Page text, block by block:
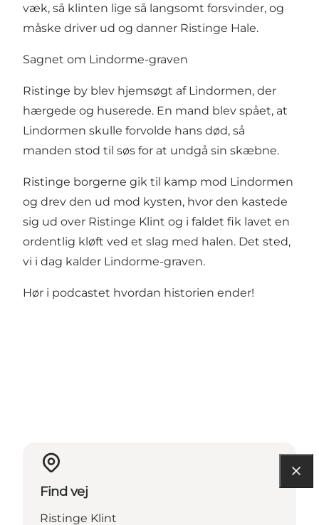
væk, så klinten lige så langsomt forsvinder, og
måske driver ud og danner Ristinge Hale.
Sagnet om Lindorme-graven
Ristinge by blev hjemsøgt af Lindormen, der
hærgede og huserede. En mand blev spået, at
Lindormen skulle forvolde hans død, så
manden stod til søs for at undgå sin skæbne.
Ristinge borgerne gik til kamp mod Lindormen
og drev den ud mod kysten, hvor den kastede
sig ud over Ristinge Klint og i faldet fik lavet en
ordentlig kløft ved et slag med halen. Det sted,
vi i dag kalder Lindorme-graven.
Hør i podcastet hvordan historien ender!
Find vej
Ristinge Klint